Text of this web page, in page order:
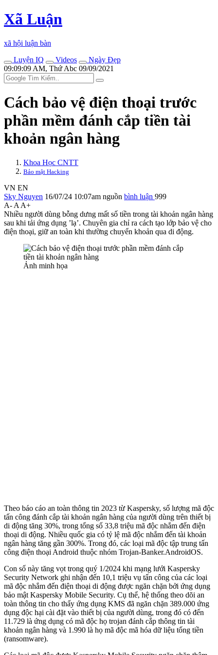
Xã Luận
xã hội luận bàn
Luyện IQ
Videos
Ngày Đẹp
09:09:09 AM, Thứ Abc 09/09/2021
Cách bảo vệ điện thoại trước
phần mềm đánh cắp tiền tài
khoản ngân hàng
Khoa Học CNTT
Bảo mật Hacking
VN EN
Sky Nguyen 16/07/24 10:07am nguồn bình luận 999
A- A A+
Nhiều người dùng bỗng dưng mất số tiền trong tài khoản ngân hàng
sau khi tải ứng dụng ’lạ’. Chuyên gia chỉ ra cách tạo lớp bảo vệ cho
điện thoại, giữ an toàn khi thường chuyển khoản qua di động.
Ảnh minh họa
Theo báo cáo an toàn thông tin 2023 từ Kaspersky, số lượng mã độc
tấn công đánh cắp tài khoản ngân hàng của người dùng trên thiết bị
di động tăng 30%, trong tổng số 33,8 triệu mã độc nhắm đến điện
thoại di động. Nhiều quốc gia có tỷ lệ mã độc nhắm đến tài khoản
ngân hàng tăng gần 300%. Trong đó, các loại mã độc tập trung tấn
công điện thoại Android thuộc nhóm Trojan-Banker.AndroidOS.
Con số này tăng vọt trong quý 1/2024 khi mạng lưới Kaspersky
Security Network ghi nhận đến 10,1 triệu vụ tấn công của các loại
mã độc nhắm đến điện thoại di động được ngăn chặn bởi ứng dụng
bảo mật Kaspersky Mobile Security. Cụ thể, hệ thống theo dõi an
toàn thông tin cho thấy ứng dụng KMS đã ngăn chặn 389.000 ứng
dụng độc hại cài đặt vào thiết bị của người dùng, trong đó có đến
11.729 là ứng dụng có mã độc họ trojan đánh cắp thông tin tài
khoản ngân hàng và 1.990 là họ mã độc mã hóa dữ liệu tống tiền
(ransomware).